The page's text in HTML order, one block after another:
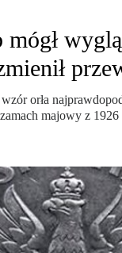
orła
majowy z 1926